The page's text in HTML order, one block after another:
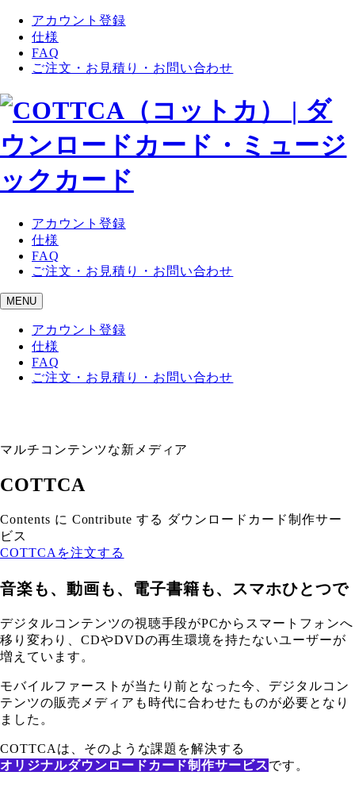
アカウント登録
仕様
FAQ
ご注文・お見積り・お問い合わせ
アカウント登録
仕様
FAQ
ご注文・お見積り・お問い合わせ
MENU
アカウント登録
仕様
FAQ
ご注文・お見積り・お問い合わせ
マルチコンテンツな新メディア
COTTCA
Contents に Contribute する ダウンロードカード制作サー
ビス
COTTCAを注文する
音楽も、動画も、電子書籍も、スマホひとつで
デジタルコンテンツの視聴手段がPCからスマートフォンへ
移り変わり、CDやDVDの再生環境を持たないユーザーが
増えています。
モバイルファーストが当たり前となった今、デジタルコン
テンツの販売メディアも時代に合わせたものが必要となり
ました。
COTTCAは、そのような課題を解決する
オリジナルダウンロードカード制作サービスです。